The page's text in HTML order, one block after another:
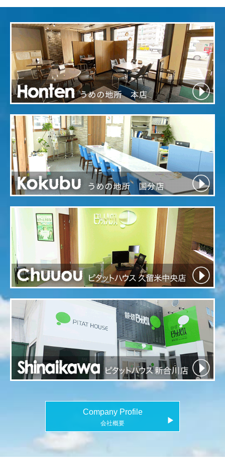
Company Profile
会社概要 ▶